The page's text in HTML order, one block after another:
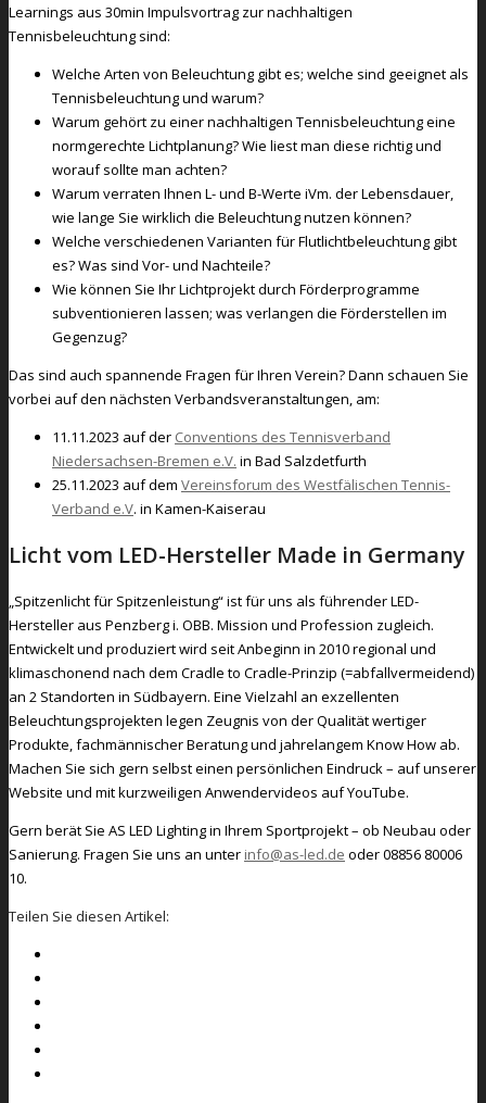
Learnings aus 30min Impulsvortrag zur nachhaltigen
Tennisbeleuchtung sind:
Welche Arten von Beleuchtung gibt es; welche sind geeignet als
Tennisbeleuchtung und warum?
Warum gehört zu einer nachhaltigen Tennisbeleuchtung eine
normgerechte Lichtplanung? Wie liest man diese richtig und
worauf sollte man achten?
Warum verraten Ihnen L- und B-Werte iVm. der Lebensdauer,
wie lange Sie wirklich die Beleuchtung nutzen können?
Welche verschiedenen Varianten für Flutlichtbeleuchtung gibt
es? Was sind Vor- und Nachteile?
Wie können Sie Ihr Lichtprojekt durch Förderprogramme
subventionieren lassen; was verlangen die Förderstellen im
Gegenzug?
Das sind auch spannende Fragen für Ihren Verein? Dann schauen Sie
vorbei auf den nächsten Verbandsveranstaltungen, am:
11.11.2023 auf der Conventions des Tennisverband
Niedersachsen-Bremen e.V. in Bad Salzdetfurth
25.11.2023 auf dem Vereinsforum des Westfälischen Tennis-
Verband e.V. in Kamen-Kaiserau
Licht vom LED-Hersteller Made in Germany
„Spitzenlicht für Spitzenleistung“ ist für uns als führender LED-
Hersteller aus Penzberg i. OBB. Mission und Profession zugleich.
Entwickelt und produziert wird seit Anbeginn in 2010 regional und
klimaschonend nach dem Cradle to Cradle-Prinzip (=abfallvermeidend)
an 2 Standorten in Südbayern. Eine Vielzahl an exzellenten
Beleuchtungsprojekten legen Zeugnis von der Qualität wertiger
Produkte, fachmännischer Beratung und jahrelangem Know How ab.
Machen Sie sich gern selbst einen persönlichen Eindruck – auf unserer
Website und mit kurzweiligen Anwendervideos auf YouTube.
Gern berät Sie AS LED Lighting in Ihrem Sportprojekt – ob Neubau oder
Sanierung. Fragen Sie uns an unter info@as-led.de oder 08856 80006
10.
Teilen Sie diesen Artikel: